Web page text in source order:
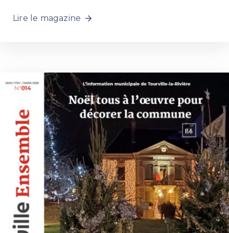
Lire le magazine